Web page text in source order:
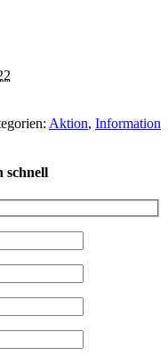
Aktion, Information
schnell